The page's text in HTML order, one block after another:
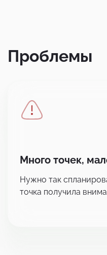
Проблемы
Много точек,
Нужно так
точка получила